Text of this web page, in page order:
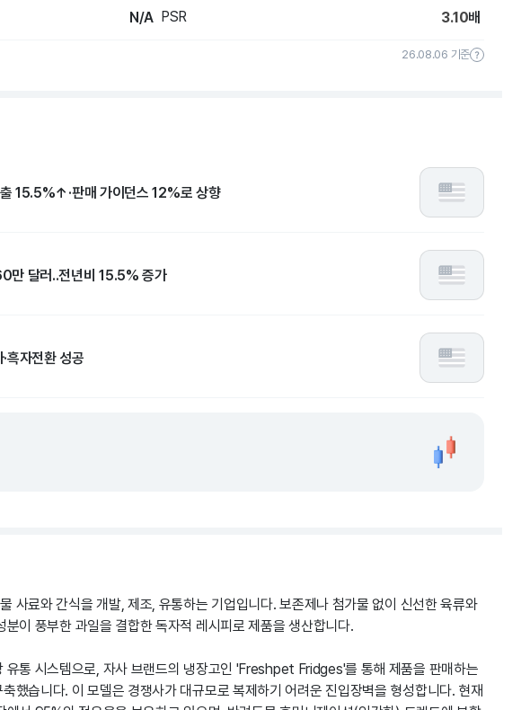
N/A PSR 3.10배
26.08.06 기준
15.5%↑·판매 가이던스 12%로 상향
만 달러..전년비 15.5% 증가
흑자전환 성공
사료와 간식을 개발, 제조, 유통하는 기업입니다. 보존제나 첨가물 없이 신선한 육류와
분이 풍부한 과일을 결합한 독자적 레시피로 제품을 생산합니다.
유통 시스템으로, 자사 브랜드의 냉장고인 'Freshpet Fridges'를 통해 제품을 판매하는
했습니다. 이 모델은 경쟁사가 대규모로 복제하기 어려운 진입장벽을 형성합니다. 현재